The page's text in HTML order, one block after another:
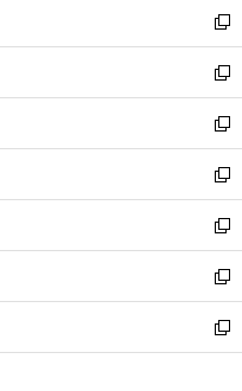
く
ド
ウ
で
開
く
ィ
ン
ド
ウ
で
開
く
い
ウ
ィ
ン
ド
ウ
で
開
く
新
し
い
ウ
ィ
ン
ド
ウ
で
開
く
新
し
い
ウ
ィ
ン
ド
ウ
で
開
く
新
し
い
ウ
ィ
ン
ド
ウ
で
開
新
し
い
ウ
ィ
ン
ド
ウ
新
し
い
ウ
ィ
ン
新
し
い
ウ
新
し